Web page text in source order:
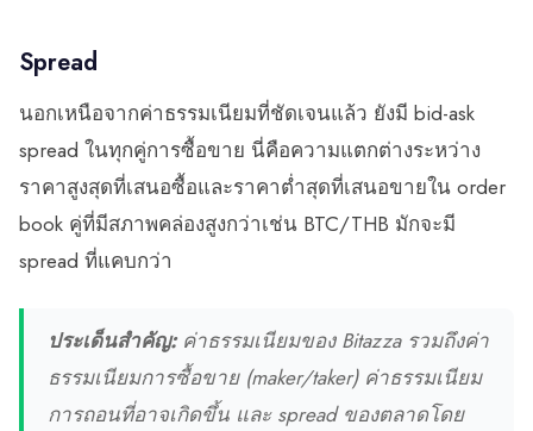
Spread
นอกเหนือจากค่าธรรมเนียมที่ชัดเจนแล้ว ยังมี bid-ask
spread ในทุกคู่การซื้อขาย นี่คือความแตกต่างระหว่าง
ราคาสูงสุดที่เสนอซื้อและราคาต่ำสุดที่เสนอขายใน order
book คู่ที่มีสภาพคล่องสูงกว่าเช่น BTC/THB มักจะมี
spread ที่แคบกว่า
ประเด็นสำคัญ:ค่าธรรมเนียมของ Bitazza รวมถึงค่า
ธรรมเนียมการซื้อขาย (maker/taker) ค่าธรรมเนียม
การถอนที่อาจเกิดขึ้น และ spread ของตลาดโดย